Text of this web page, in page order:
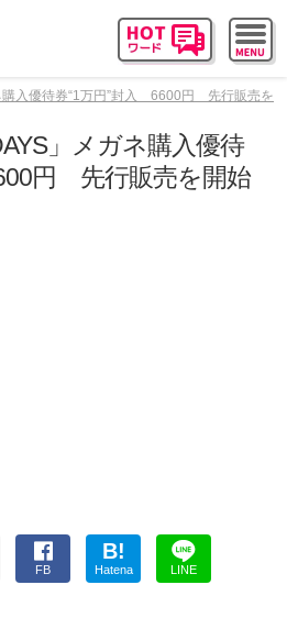
購入優待券“1万円”封入 6600円 先行販売を
」メガネ購入優待
円 先行販売を開始
FB
B!
Hatena LINE